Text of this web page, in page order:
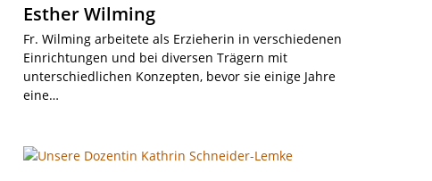
Esther Wilming
Fr. Wilming arbeitete als Erzieherin in verschiedenen
Einrichtungen und bei diversen Trägern mit
unterschiedlichen Konzepten, bevor sie einige Jahre
eine…